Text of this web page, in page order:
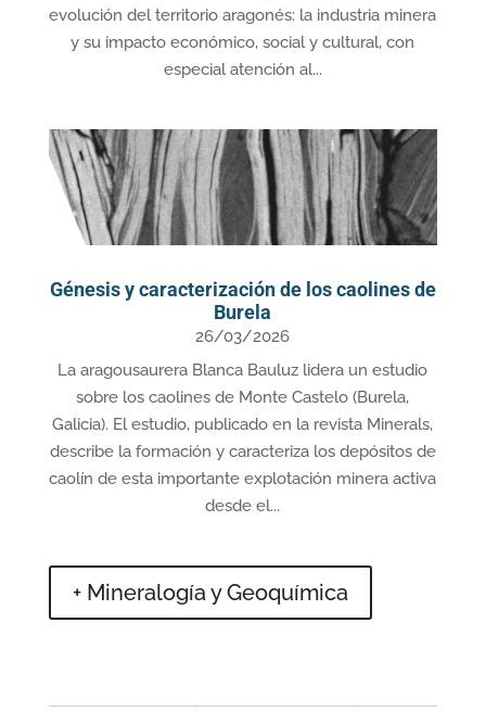
evolución del territorio aragonés: la industria minera
y su impacto económico, social y cultural, con
especial atención al...
Génesis y caracterización de los caolines de
Burela
26/03/2026
La aragousaurera Blanca Bauluz lidera un estudio
sobre los caolines de Monte Castelo (Burela,
Galicia). El estudio, publicado en la revista Minerals,
describe la formación y caracteriza los depósitos de
caolín de esta importante explotación minera activa
desde el...
+ Mineralogía y Geoquímica